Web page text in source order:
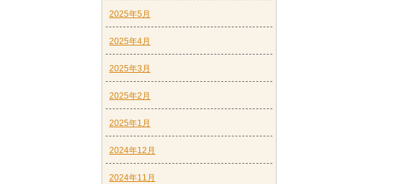
2025年5月
2025年4月
2025年3月
2025年2月
2025年1月
2024年12月
2024年11月